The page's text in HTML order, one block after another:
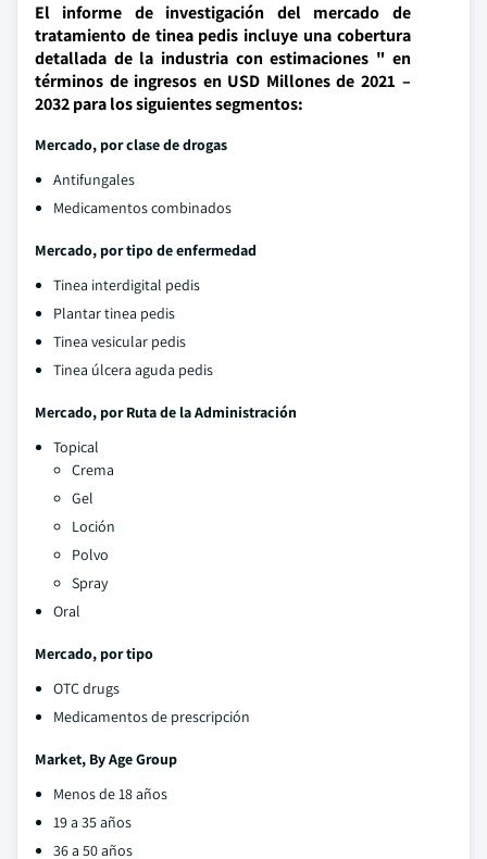
El informe de investigación del mercado de
tratamiento de tinea pedis incluye una cobertura
detallada de la industria con estimaciones " en
términos de ingresos en USD Millones de 2021 –
2032 para los siguientes segmentos:
Mercado, por clase de drogas
Antifungales
Medicamentos combinados
Mercado, por tipo de enfermedad
Tinea interdigital pedis
Plantar tinea pedis
Tinea vesicular pedis
Tinea úlcera aguda pedis
Mercado, por Ruta de la Administración
Topical
Crema
Gel
Loción
Polvo
Spray
Oral
Mercado, por tipo
OTC drugs
Medicamentos de prescripción
Market, By Age Group
Menos de 18 años
19 a 35 años
36 a 50 años